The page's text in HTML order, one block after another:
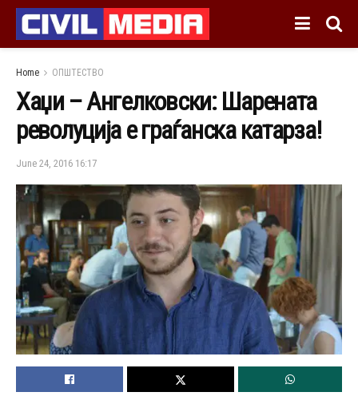
Home ОПШТЕСТВО
Хаџи – Ангелковски: Шарената
револуција е граѓанска катарза!
June 24, 2016 16:17